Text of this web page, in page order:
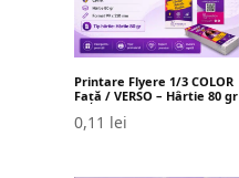
Printare Flyere 1/3 COLOR
Față / VERSO – Hârtie 80 gr
0,11 lei